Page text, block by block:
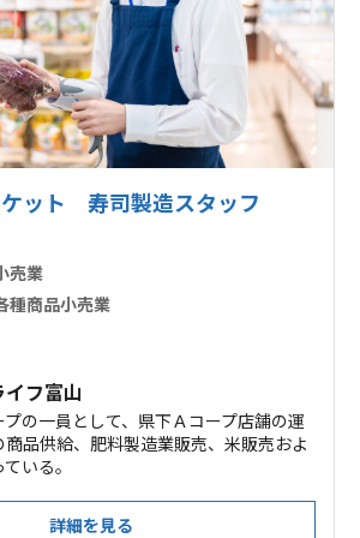
ット 寿司製造スタッフ
売業
種商品小売業
フ富山
の一員として、県下Ａコープ店舗の運
品供給、肥料製造業販売、米販売およ
いる。
詳細を見る